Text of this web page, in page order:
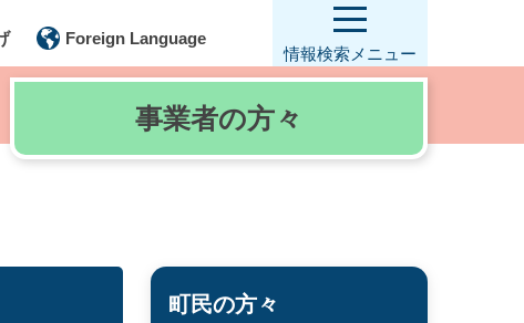
Foreign Language
情報検索 メニュー
事業者の方々
町民の方々